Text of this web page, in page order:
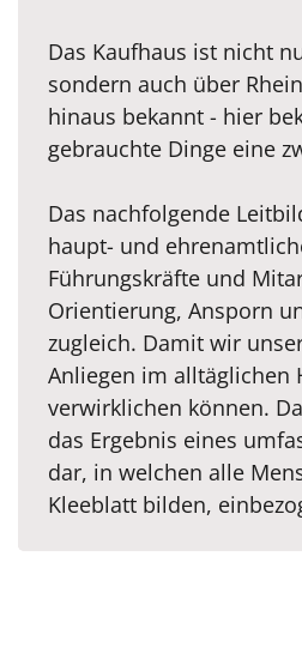
Das Kaufhaus ist nicht
sondern auch über
hinaus bekannt - hier
gebrauchte Dinge eine
Das nachfolgende
haupt- und
Führungskräfte und
Orientierung, Ansporn
zugleich. Damit wir
Anliegen im alltäglichen
verwirklichen können.
das Ergebnis eines
dar, in welchen alle
Kleeblatt bilden,